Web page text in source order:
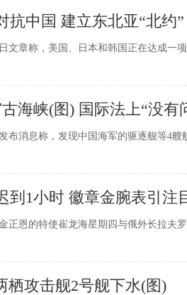
抗中国 建立东北亚“北约”
文章称，美国、日本和韩国正在达成一
海峡(图) 国际法上“没有
布消息称，发现中国海军的驱逐舰等4
到1小时 徽章金腕表引注
正恩的特使崔龙海星期四与俄外长拉夫
栖攻击舰2号舰下水(图)